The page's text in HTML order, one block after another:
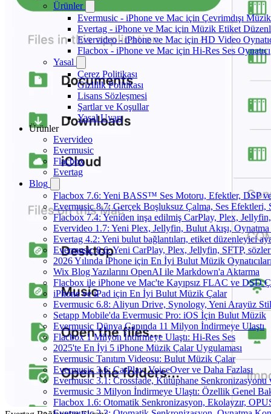
Ürünler
Evermusic - iPhone ve Mac için Çevrimdışı
Evertag - iPhone ve Mac için Müzik Etiket
Evervideo - iPhone ve Mac için HD Video
Flacbox - iPhone ve Mac için Hi-Res Ses Oynatıcı
Yasal
Çerez Politikası
Gizlilik Politikası
Lisans Sözleşmesi
Şartlar ve Koşullar
Yasal Uyarı
Ürünler
Evervideo
Evermusic
Flacbox
Evertag
Blog
Flacbox 7.6: Yeni BASS™ Ses Motoru, Efektler, DSP
Evermusic 8.7: Gerçek Boşluksuz Çalma, Ses
Flacbox 7.4: Yeniden inşa edilmiş CarPlay, Plex,
Evervideo 1.7: Yeni Plex, Jellyfin, Bulut Akışı,
Evertag 4.2: Yeni bulut bağlantıları, etiket düzenleyici
Evermusic 8.6: Yeni CarPlay, Plex, Jellyfin, SFTP,
2026 Yılında iPhone için En İyi Bulut Müzik
Wix Blog Yazılarını OpenAI ile Markdown'a Aktarma
Flacbox ile iPhone ve Mac'te Kayıpsız FLAC ve DSD
iPhone ve iPad için En İyi Bulut Müzik Çalar
Evermusic 6.8: Aliyun Drive, Synology, Yeni Arayüz
Setapp Mobile'da Evermusic Pro: iOS İçin Bulut Müzik
Evermusic Dünya Çapında 11 Milyon İndirmeye Ulaştı
Flacbox 1 Milyon İndirmeye Ulaştı: Hi-Res Ses
2025'te En İyi 5 iPhone Müzik Çalar Uygulaması
Evermusic Tanıtım Videosu: Bulut Müzik Çalar
Evermusic 3.6: CarPlay, VoiceOver ve Daha Fazlası
Evermusic 3.1: Crossfade, Kütüphane Senkronizasyonu
Evermusic 3 Milyon İndirmeye Ulaştı: Özellik Genel
Flacbox 1.6: Otomatik Senkronizasyon, Ekolayzır,